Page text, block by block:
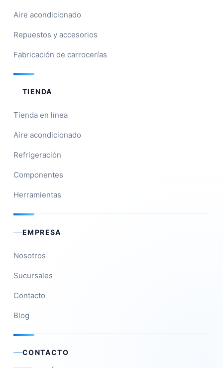
Aire acondicionado
Repuestos y accesorios
Fabricación de carrocerías
TIENDA
Tienda en línea
Aire acondicionado
Refrigeración
Componentes
Herramientas
EMPRESA
Nosotros
Sucursales
Contacto
Blog
CONTACTO